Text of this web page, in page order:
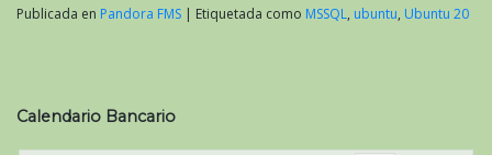
Publicada en Pandora FMS | Etiquetada como MSSQL, ubuntu, Ubuntu 20
Calendario Bancario